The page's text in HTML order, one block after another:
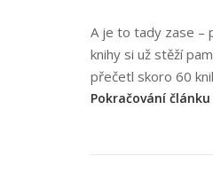
A je to tady zase –
knihy si už stěží
přečetl skoro 60
Pokračování článku